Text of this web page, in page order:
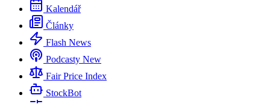
Kalendář
Články
Flash News
Podcasty New
Fair Price Index
StockBot